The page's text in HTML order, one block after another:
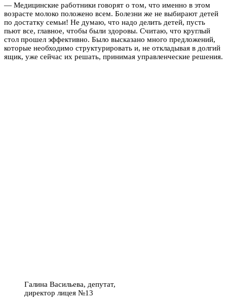
— Медицинские работники говорят о том, что именно в этом
возрасте молоко положено всем. Болезни же не выбирают детей
по достатку семьи! Не думаю, что надо делить детей, пусть
пьют все, главное, чтобы были здоровы. Считаю, что круглый
стол прошел эффективно. Было высказано много предложений,
которые необходимо структурировать и, не откладывая в долгий
ящик, уже сейчас их решать, принимая управленческие решения.
Галина Васильева, депутат,
директор лицея №13